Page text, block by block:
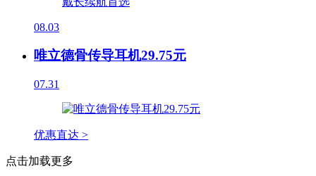
08.03
唯立德骨传导耳机29.75元
07.31
优惠直达 >
点击加载更多